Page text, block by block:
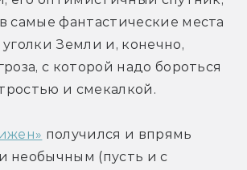
самые фантастические места
Земли и, конечно,
с которой надо бороться
и смекалкой.
получился и впрямь
необычным (пусть и с